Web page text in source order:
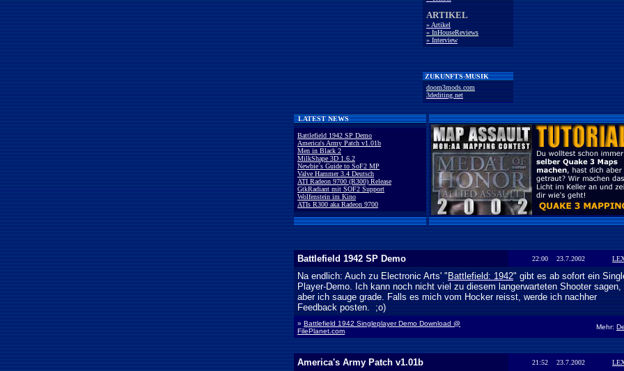
ARTIKEL
» Artikel
» InHouseReviews
» Interview
ZUKUNFTS-MUSIK
doom3mods.com
3dediting.net
LATEST NEWS
Battlefield 1942 SP Demo
America's Army Patch v1.01b
Men in Black 2
MilkShape 3D 1.6.2
Newbie´s Guide to SoF2 MP
Valve Hammer 3.4 Deutsch
ATI Radeon 9700 (R300) Release
GtkRadiant mit SOF2 Support
Wolfenstein im Kino
ATIs R300 aka Radeon 9700
Battlefield 1942 SP Demo 22:00 23.7.2002
Na endlich: Auch zu Electronic Arts' "Battlefield: 1942" gibt es ab sofort ein
Player-Demo. Ich kann noch nicht viel zu diesem langerwarteten Shooter sagen,
aber ich sauge grade. Falls es mich vom Hocker reisst, werde ich nachher
Feedback posten. ;o)
» Battlefield 1942 Singleplayer Demo Download @
FilePlanet.com
Mehr:
America's Army Patch v1.01b 21:52 23.7.2002